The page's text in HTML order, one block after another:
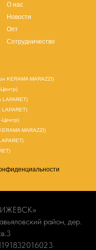
О нас
Новости
Опт
Сотрудничество
KERAMA MARAZZI)
LAPARET)
Центр)
MARAZZI)
)
район, дер.